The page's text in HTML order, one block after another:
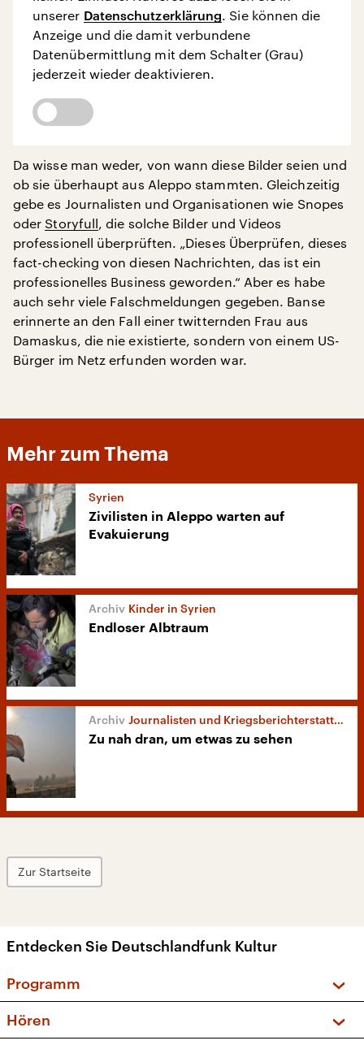
unserer Datenschutzerklärung. Sie können die
Anzeige und die damit verbundene
Datenübermittlung mit dem Schalter (Grau)
jederzeit wieder deaktivieren.
Da wisse man weder, von wann diese Bilder seien und
ob sie überhaupt aus Aleppo stammten. Gleichzeitig
gebe es Journalisten und Organisationen wie Snopes
oder Storyfull, die solche Bilder und Videos
professionell überprüften. „Dieses Überprüfen, dieses
fact-checking von diesen Nachrichten, das ist ein
professionelles Business geworden.“ Aber es habe
auch sehr viele Falschmeldungen gegeben. Banse
erinnerte an den Fall einer twitternden Frau aus
Damaskus, die nie existierte, sondern von einem US-
Bürger im Netz erfunden worden war.
Mehr zum Thema
Syrien
Zivilisten in Aleppo warten auf
Evakuierung
Kinder in Syrien
Endloser Albtraum
Journalisten und Kriegsberichterstattung
Zu nah dran, um etwas zu sehen
Zur Startseite
Entdecken Sie Deutschlandfunk Kultur
Programm
Sendungen und Podcasts
Hören